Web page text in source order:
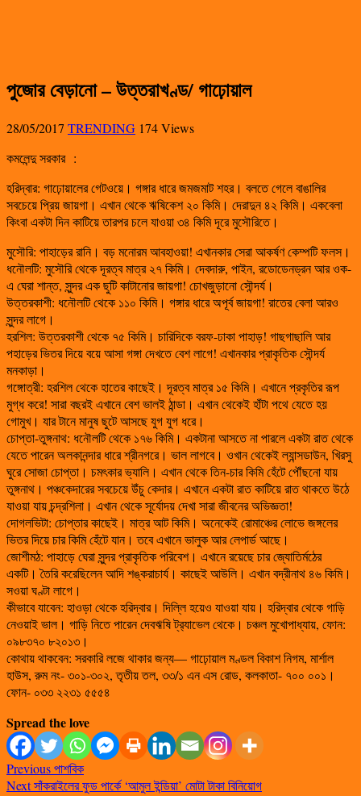
পুজোর বেড়ানো – উত্তরাখণ্ড/ গাঢ়োয়াল
28/05/2017 TRENDING 174 Views
কমলেন্দু সরকার :
হরিদ্বার: গাঢ়োয়ালের গেটওয়ে। গঙ্গার ধারে জমজমাট শহর। বলতে গেলে বাঙালির
সবচেয়ে প্রিয় জায়গা। এখান থেকে ঋষিকেশ ২০ কিমি। দেরাদুন ৪২ কিমি। একবেলা
কিংবা একটা দিন কাটিয়ে তারপর চলে যাওয়া ৩৪ কিমি দূরে মুসৌরিতে।
মুসৌরি: পাহাড়ের রানি। বড় মনোরম আবহাওয়া! এখানকার সেরা আকর্ষণ কেম্পটি ফলস।
ধনৌলটি: মুসৌরি থেকে দূরত্ব মাত্র ২৭ কিমি। দেবদারু, পাইন, রডোডেনড্রন আর ওক-
এ ঘেরা শান্ত, সুন্দর এক ছুটি কাটানোর জায়গা! চোখজুড়ানো সৌন্দর্য।
উত্তরকাশী: ধনৌলটি থেকে ১১০ কিমি। গঙ্গার ধারে অপূর্ব জায়গা! রাতের বেলা আরও
সুন্দর লাগে।
হরশিল: উত্তরকাশী থেকে ৭৫ কিমি। চারিদিকে বরফ-ঢাকা পাহাড়! গাছগাছালি আর
পহাড়ের ভিতর দিয়ে বয়ে আসা গঙ্গা দেখতে বেশ লাগে! এখানকার প্রাকৃতিক সৌন্দর্য
মনকাড়া।
গঙ্গোত্রী: হরশিল থেকে হাতের কাছেই। দূরত্ব মাত্র ১৫ কিমি। এখানে প্রকৃতির রূপ
মুগ্ধ করে! সারা বছরই এখানে বেশ ভালই ঠান্ডা। এখান থেকেই হাঁটা পথে যেতে হয়
গোমুখ। যার টানে মানুষ ছুটে আসছে যুগ যুগ ধরে।
চোপ্তা-তুঙ্গনাথ: ধনৌলটি থেকে ১৭৬ কিমি। একটানা আসতে না পারলে একটা রাত থেকে
যেতে পারেন অলকানন্দার ধারে শ্রীনগরে। ভাল লাগবে। ওখান থেকেই ল্যান্সডাউন, খিরসু
ঘুরে সোজা চোপ্তা। চমৎকার ভ্যালি। এখান থেকে তিন-চার কিমি হেঁটে পৌঁছনো যায়
তুঙ্গনাথ। পঞ্চকেদারের সবচেয়ে উঁচু কেদার। এখানে একটা রাত কাটিয়ে রাত থাকতে উঠে
যাওয়া যায় চন্দ্রশিলা। এখান থেকে সূর্যোদয় দেখা সারা জীবনের অভিজ্ঞতা!
দোগলভিটা: চোপ্তার কাছেই। মাত্র আট কিমি। অনেকেই রোমাঞ্চের লোভে জঙ্গলের
ভিতর দিয়ে চার কিমি হেঁটে যান। তবে এখানে ভালুক আর লেপার্ড আছে।
জোশীমঠ: পাহাড়ে ঘেরা সুন্দর প্রাকৃতিক পরিবেশ। এখানে রয়েছে চার জ্যোতির্মঠের
একটি। তৈরি করেছিলেন আদি শঙ্করাচার্য। কাছেই আউলি। এখান বদ্রীনাথ ৪৬ কিমি।
সওয়া ঘণ্টা লাগে।
কীভাবে যাবেন: হাওড়া থেকে হরিদ্বার। দিল্লি হয়েও যাওয়া যায়। হরিদ্বার থেকে গাড়ি
নেওয়াই ভাল। গাড়ি নিতে পারেন দেবঋষি ট্র‍্যাভেল থেকে। চঞ্চল মুখোপাধ্যায়, ফোন:
০৯৮৩৭০ ৮২০১৩।
কোথায় থাকবেন: সরকারি লজে থাকার জন্য— গাঢ়োয়াল মণ্ডল বিকাশ নিগম, মার্শাল
হাউস, রুম নং- ৩০১-৩০২, তৃতীয় তল, ৩৩/১ এন এস রোড, কলকাতা- ৭০০ ০০১।
ফোন- ০৩৩ ২২৩১ ৫৫৫৪
Spread the love
Previousপাশবিক
Nextসাঁকরাইলের ফুড পার্কে ‘আমুল ইন্ডিয়া’ মোটা টাকা বিনিয়োগ